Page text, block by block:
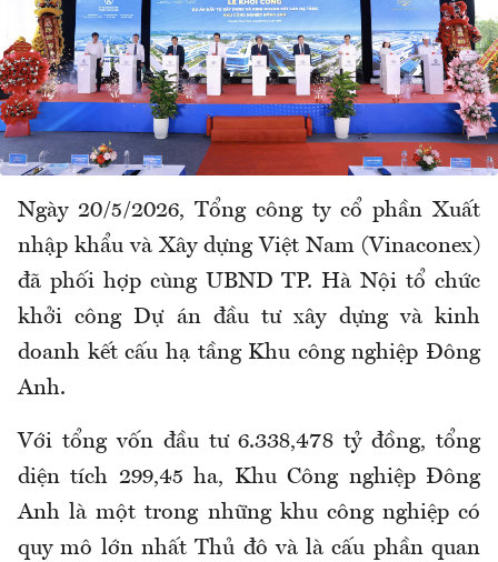
Ngày 20/5/2026, Tổng công ty cổ phần Xuất
nhập khẩu và Xây dựng Việt Nam (Vinaconex)
đã phối hợp cùng UBND TP. Hà Nội tổ chức
khởi công Dự án đầu tư xây dựng và kinh
doanh kết cấu hạ tầng Khu công nghiệp Đông
Anh.
Với tổng vốn đầu tư 6.338,478 tỷ đồng, tổng
diện tích 299,45 ha, Khu Công nghiệp Đông
Anh là một trong những khu công nghiệp có
quy mô lớn nhất Thủ đô và là cấu phần quan